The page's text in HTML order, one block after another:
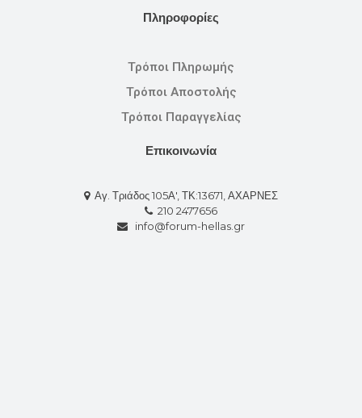
Πληροφορίες
Τρόποι Πληρωμής
Τρόποι Αποστολής
Τρόποι Παραγγελίας
Επικοινωνία
Αγ. Τριάδος 105Α', ΤΚ:13671, ΑΧΑΡΝΕΣ
210 2477656
info@forum-hellas.gr